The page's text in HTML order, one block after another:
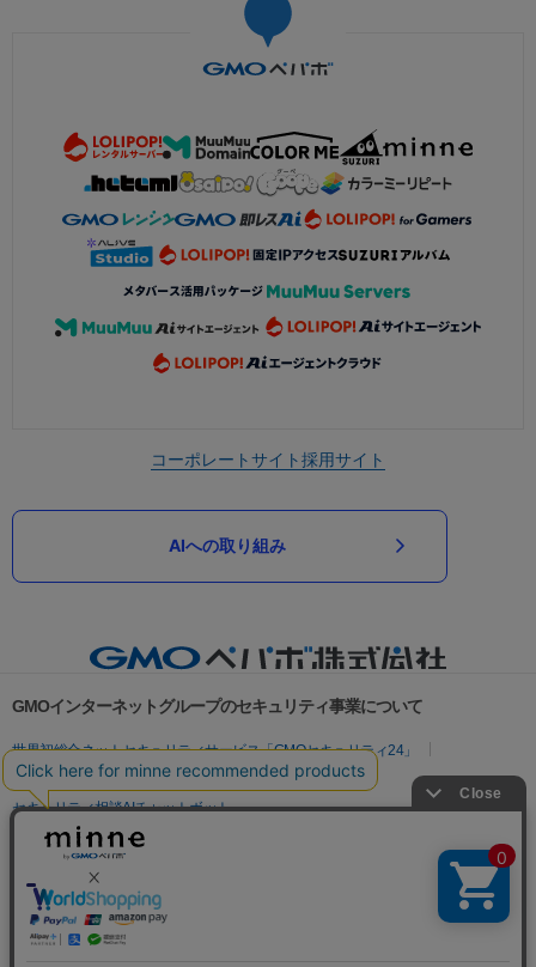
コーポレートサイト採用サイト
AIへの取り組み
GMOインターネットグループのセキュリティ事業について
世界初総合ネットセキュリティサービス「GMOセキュリティ24」
パスワード漏洩診断
Webサイトリスク診断
セキュリティ相談AIチャットボット
実在証明・盗聴対策
サイバー攻撃対策（GMO Flatt Security）
セキュリティ事業の軌跡